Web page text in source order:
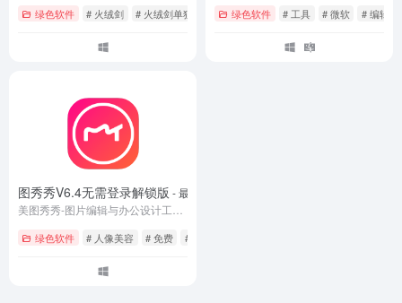
绿色软件 # 火绒剑 # 火绒剑单独版 # 火绒剑独立安装版
绿色软件 # 工具 # 微软 # 编辑器
美图秀秀V6.4无需登录解锁版 - 最新
绿色软件 # 人像美容 # 免费 # 工具